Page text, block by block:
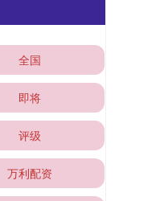
全国
即将
评级
万利配资